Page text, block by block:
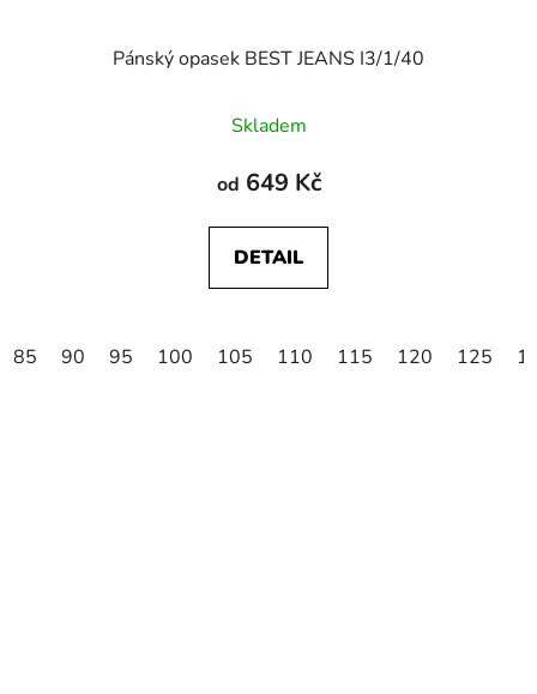
Pánský opasek BEST JEANS I3/1/40
Skladem
od 649 Kč
DETAIL
85 90 95 100 105 110 115 120 125